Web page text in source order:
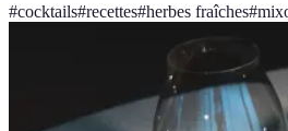
#cocktails#recettes#herbes fraîches#